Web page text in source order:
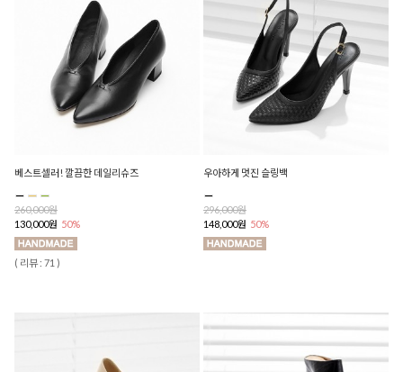
베스트셀러! 깔끔한 데일리슈즈
260,000원
130,000원 50%
( 리뷰 : 71 )
우아하게 멋진 슬링백
296,000원
148,000원 50%